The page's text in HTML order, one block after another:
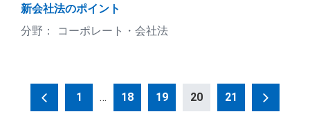
新会社法のポイント
コーポレート・会社法
稿
1 … 18 19 20 21